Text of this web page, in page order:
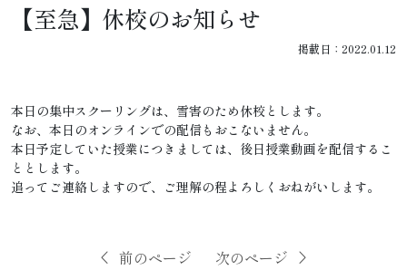
【至急】休校のお知らせ
掲載日：2022.01.12
本日の集中スクーリングは、雪害のため休校とします。
なお、本日のオンラインでの配信もおこないません。
本日予定していた授業につきましては、後日授業動画を配信するこ
ととします。
追ってご連絡しますので、ご理解の程よろしくおねがいします。
前のページ
次のページ